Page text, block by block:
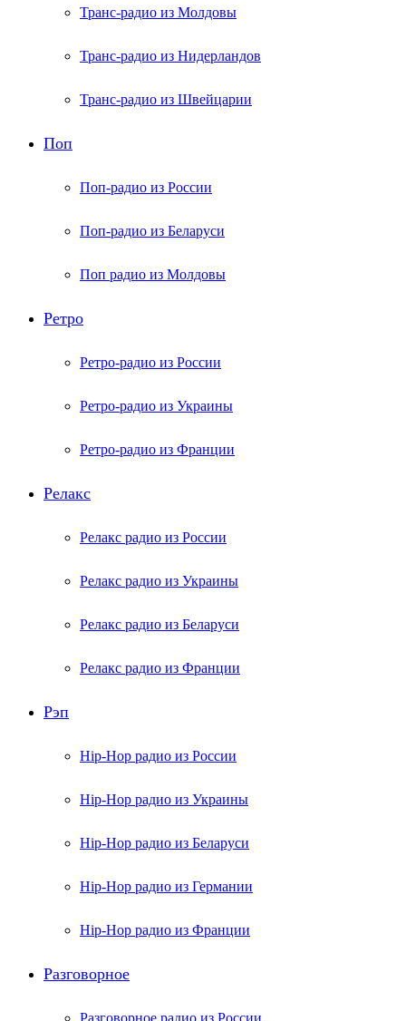
Транс-радио из Молдовы
Транс-радио из Нидерландов
Транс-радио из Швейцарии
Поп
Поп-радио из России
Поп-радио из Беларуси
Поп радио из Молдовы
Ретро
Ретро-радио из России
Ретро-радио из Украины
Ретро-радио из Франции
Релакс
Релакс радио из России
Релакс радио из Украины
Релакс радио из Беларуси
Релакс радио из Франции
Рэп
Hip-Hop радио из России
Hip-Hop радио из Украины
Hip-Hop радио из Беларуси
Hip-Hop радио из Германии
Hip-Hop радио из Франции
Разговорное
Разговорное радио из России